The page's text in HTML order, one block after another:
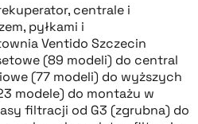
centrale i
pyłkami i
Ventido Szczecin
(89 modeli) do central
(77 modeli) do wyższych
modele) do montażu w
filtracji od G3 (zgrubna) do